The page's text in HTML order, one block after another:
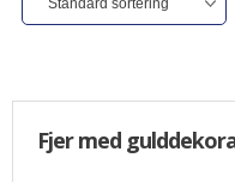
ALLE VARER I DENNE
TILBUD
Fjer med